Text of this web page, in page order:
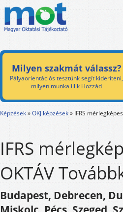
Milyen szakmát válassz?
Pályaorientációs tesztünk segít kideríteni,
milyen munka illik Hozzád
Képzések»OKJ képzések» IFRS
IFRS
OKTÁV
Budapest, Debrecen,